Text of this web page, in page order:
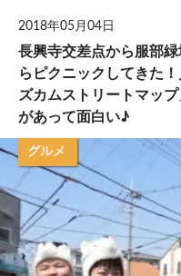
2018年05月04日
長興寺交差点から服部
らピクニックしてきた
ズカムストリートマッ
があって面白い♪
グルメ